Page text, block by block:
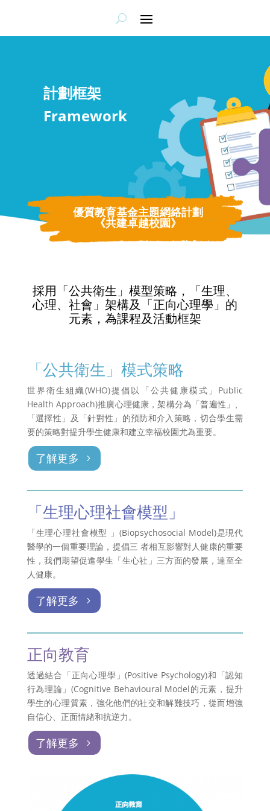
計劃框架
Framework
優質教育基金主題網絡計劃
《共建卓越校園》
採用「公共衛生」模型策略，「生理、
心理、社會」架構及「正向心理學」的
元素，為課程及活動框架
「公共衛生」模式策略
世界衛生組織(WHO)提倡以「公共健康模式」Public
Health Approach)推廣心理健康，架構分為「普遍性」、
「選擇性」及「針對性」的預防和介入策略，切合學生需
要的策略對提升學生健康和建立幸福校園尤為重要。
了解更多
「生理心理社會模型」
「生理心理社會模型 」(Biopsychosocial Model)是現代
醫學的一個重要理論，提倡三 者相互影響對人健康的重要
性，我們期望促進學生「生心社」三方面的發展，達至全
人健康。
了解更多
正向教育
透過結合「正向心理學」(Positive Psychology)和「認知
行為理論」(Cognitive Behavioural Model的元素，提升
學生的心理質素，強化他們的社交和解難技巧，從而增強
自信心、正面情緒和抗逆力。
了解更多